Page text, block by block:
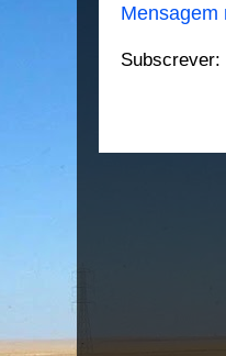
Mensagem
Subscrever: